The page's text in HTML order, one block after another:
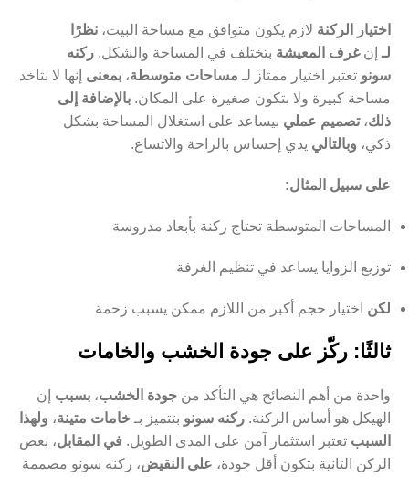
اختيار الركنة لازم يكون متوافق مع مساحة البيت، نظرًا
لـ إنغرف المعيشة بتختلف في المساحة والشكل. ركنه
سونو تعتبر اختيار ممتاز لـ مساحات متوسطة، بمعنى إنها لا بتاخد
مساحة كبيرة ولا بتكون صغيرة على المكان. بالإضافة إلى
ذلك،تصميم عملي بيساعد على استغلال المساحة بشكل
ذكي، وبالتالي يدي إحساس بالراحة والاتساع.
على سبيل المثال:
المساحات المتوسطة تحتاج ركنة بأبعاد مدروسة
توزيع الزوايا يساعد في تنظيم الغرفة
لكن اختيار حجم أكبر من اللازم ممكن يسبب زحمة
ثالثًا: ركّز على جودة الخشب والخامات
واحدة من أهم النصائح هي التأكد من جودة الخشب، بسبب إن
الهيكل هو أساس الركنة. ركنه سونو بتتميز بـ خامات متينة، ولهذا
السبب تعتبر استثمار آمن على المدى الطويل. في المقابل، بعض
الركن التانية بتكون أقل جودة، على النقيض، ركنه سونو مصممة